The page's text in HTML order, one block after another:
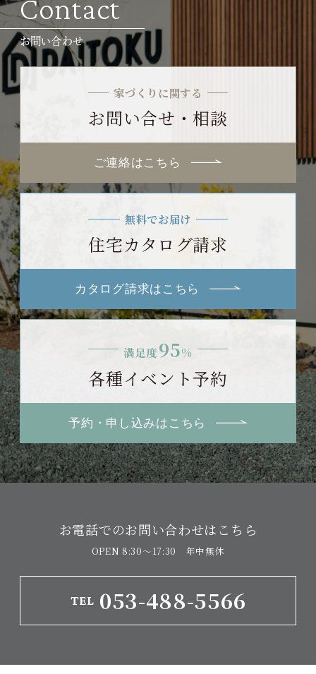
Contact
お問い合わせ
家づくりに関する
お問い合せ・相談
ご連絡はこちら
無料でお届け
住宅カタログ請求
カタログ請求はこちら
満足度95%
各種イベント予約
予約・申し込みはこちら
お電話でのお問い合わせはこちら
TEL 053-488-5566
OPEN 8:30〜17:30 年中無休